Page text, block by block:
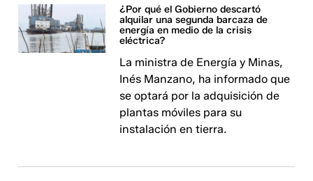
¿Por qué el Gobierno descartó
alquilar una segunda barcaza de
energía en medio de la crisis
eléctrica?
La ministra de Energía y Minas,
Inés Manzano, ha informado que
se optará por la adquisición de
plantas móviles para su
instalación en tierra.